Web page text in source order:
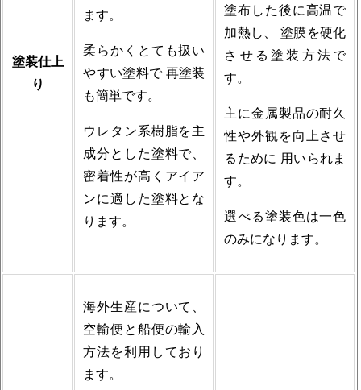
塗装仕上
り
ます。
柔らかくとても扱い
やすい塗料で 再塗装
も簡単です。
ウレタン系樹脂を主
成分とした塗料で、
密着性が高くアイア
ンに適した塗料とな
ります。
塗布した後に高温で
加熱し、 塗膜を硬化
させる塗装方法で
す。
主に金属製品の耐久
性や外観を向上させ
るために 用いられま
す。
選べる塗装色は一色
のみになります。
海外生産について、
空輸便と船便の輸入
方法を利用しており
ます。